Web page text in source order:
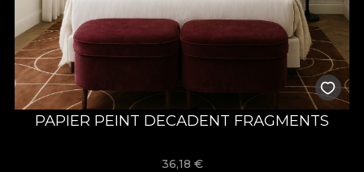
PAPIER PEINT DECADENT FRAGMENTS
36,18 €